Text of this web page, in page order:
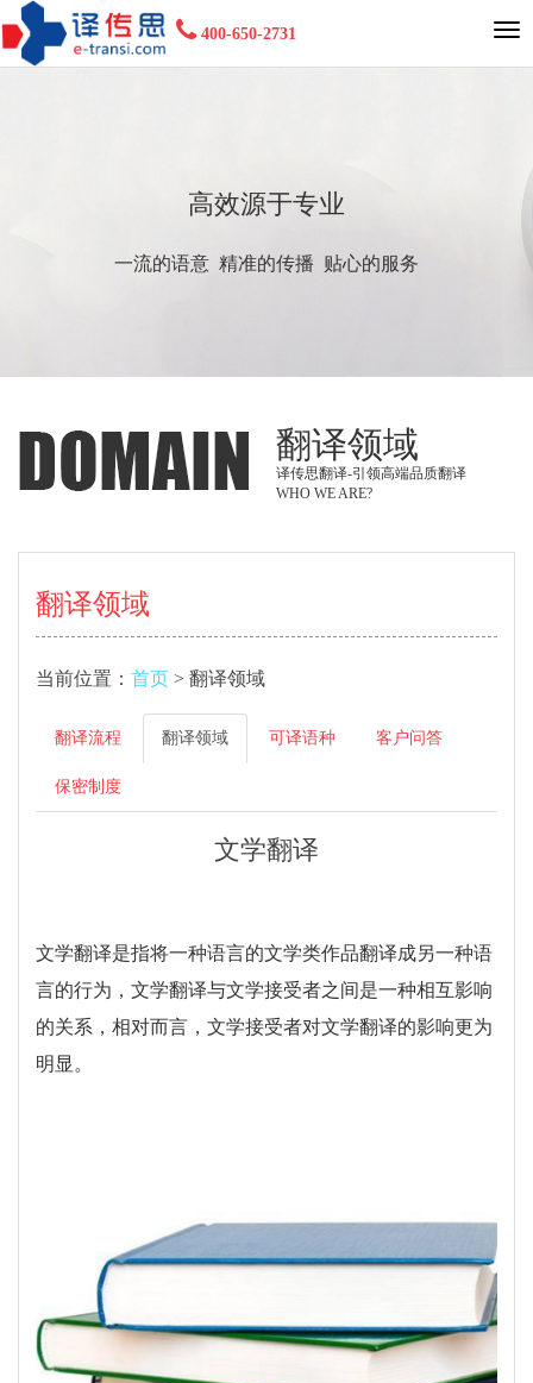
400-650-2731
高效源于专业
一流的语意 精准的传播 贴心的服务
翻译领域
译传思翻译-引领高端品质翻译
WHO WE ARE?
翻译领域
当前位置： 首页 > 翻译领域
翻译流程 翻译领域 可译语种 客户问答
保密制度
文学翻译
文学翻译是指将一种语言的文学类作品翻译成另一种语
言的行为，文学翻译与文学接受者之间是一种相互影响
的关系，相对而言，文学接受者对文学翻译的影响更为
明显。